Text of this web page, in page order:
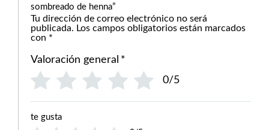
sombreado de henna”
Tu dirección de correo electrónico no será
publicada. Los campos obligatorios están marcados
con *
Valoración general *
0/5
te gusta